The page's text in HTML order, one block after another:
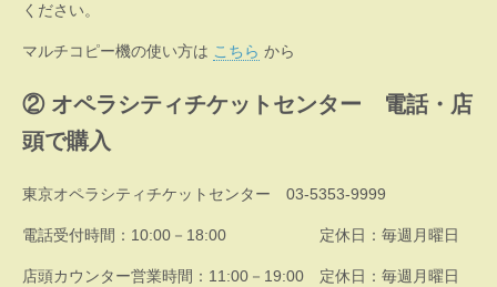
ください。
マルチコピー機の使い方は こちら から
② オペラシティチケットセンター 電話・店
頭で購入
東京オペラシティチケットセンター 03-5353-9999
電話受付時間：10:00－18:00 定休日：毎週月曜日
店頭カウンター営業時間：11:00－19:00 定休日：毎週月曜日